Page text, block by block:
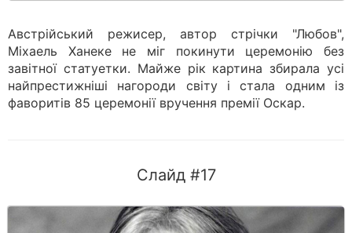
Австрійський режисер, автор стрічки "Любов",
Міхаель Ханеке не міг покинути церемонію без
завітної статуетки. Майже рік картина збирала усі
найпрестижніші нагороди світу і стала одним із
фаворитів 85 церемонії вручення премії Оскар.
Слайд #17